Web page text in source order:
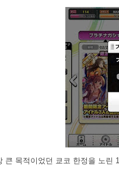
큰 목적이었던 쿄코 한정을 노린